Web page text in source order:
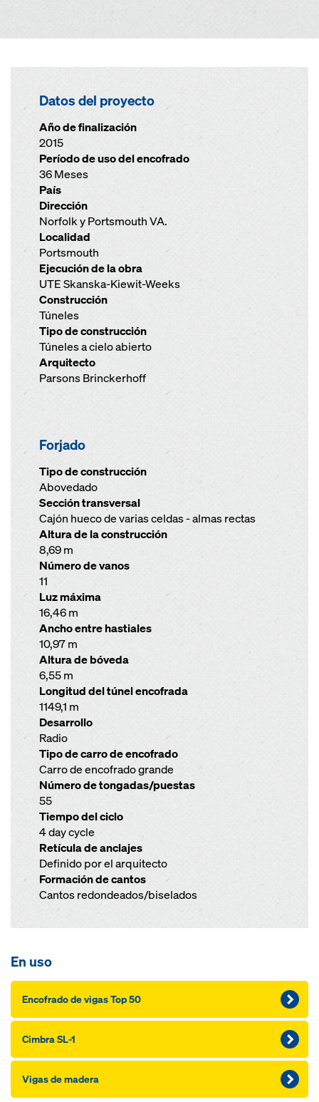
Datos del proyecto
Año de finalización
2015
Período de uso del encofrado
36 Meses
País
Dirección
Norfolk y Portsmouth VA.
Localidad
Portsmouth
Ejecución de la obra
UTE Skanska-Kiewit-Weeks
Construcción
Túneles
Tipo de construcción
Túneles a cielo abierto
Arquitecto
Parsons Brinckerhoff
Forjado
Tipo de construcción
Abovedado
Sección transversal
Cajón hueco de varias celdas - almas rectas
Altura de la construcción
8,69 m
Número de vanos
11
Luz máxima
16,46 m
Ancho entre hastiales
10,97 m
Altura de bóveda
6,55 m
Longitud del túnel encofrada
1149,1 m
Desarrollo
Radio
Tipo de carro de encofrado
Carro de encofrado grande
Número de tongadas/puestas
55
Tiempo del ciclo
4 day cycle
Retícula de anclajes
Definido por el arquitecto
Formación de cantos
Cantos redondeados/biselados
En uso
Encofrado de vigas Top 50
Cimbra SL-1
Vigas de madera